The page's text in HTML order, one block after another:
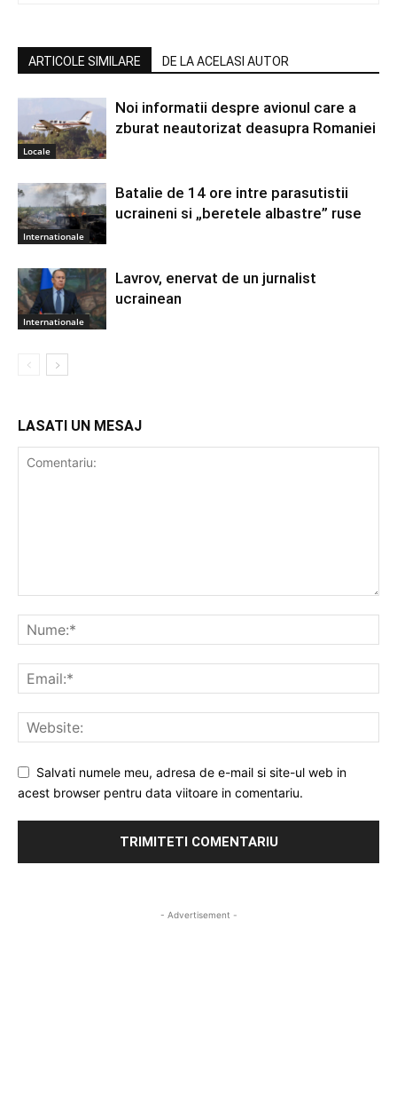
ARTICOLE SIMILARE DE LA ACELASI AUTOR
Locale
Noi informatii despre avionul care a
zburat neautorizat deasupra Romaniei
Internationale
Batalie de 14 ore intre parasutistii
ucraineni si „beretele albastre” ruse
Internationale
Lavrov, enervat de un jurnalist
ucrainean
LASATI UN MESAJ
Salvati numele meu, adresa de e-mail si site-ul web in
acest browser pentru data viitoare in comentariu.
- Advertisement -